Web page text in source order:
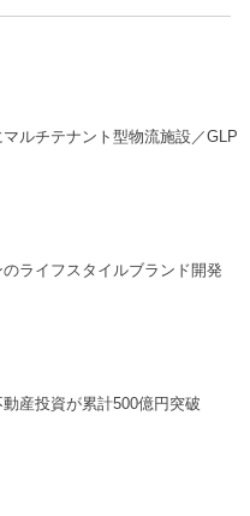
ルチテナント型物流施設／GLP
ライフスタイルブランド開発
産投資が累計500億円突破